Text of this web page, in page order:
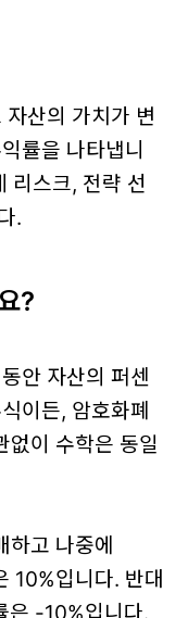
산의 가치가 변
률을 나타냅니
리스크, 전략 선
.
?
안 자산의 퍼센
이든, 암호화폐
없이 수학은 동일
고 나중에
10%입니다. 반대
은 -10%입니다.